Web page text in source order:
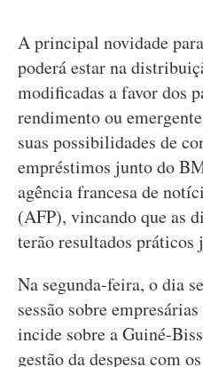
A principal novidade
poderá estar na
modificadas a favor dos
rendimento ou
suas possibilidades de
empréstimos junto do
agência francesa de
(AFP), vincando que as
terão resultados práticos
Na segunda-feira, o dia
sessão sobre
incide sobre a Guiné-
gestão da despesa com